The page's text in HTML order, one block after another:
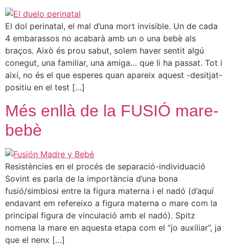
El dol perinatal, el mal d’una mort invisible. Un de cada
4 embarassos no acabarà amb un o una bebè als
braços. Això és prou sabut, solem haver sentit algú
conegut, una familiar, una amiga… que li ha passat. Tot i
així, no és el que esperes quan apareix aquest -desitjat-
positiu en el test […]
Més enllà de la FUSIÓ mare-
bebè
Resistències en el procés de separació-individuació
Sovint es parla de la importància d’una bona
fusió/simbiosi entre la figura materna i el nadó (d’aquí
endavant em refereixo a figura materna o mare com la
principal figura de vinculació amb el nadó). Spitz
nomena la mare en aquesta etapa com el “jo auxiliar”, ja
que el nenx […]